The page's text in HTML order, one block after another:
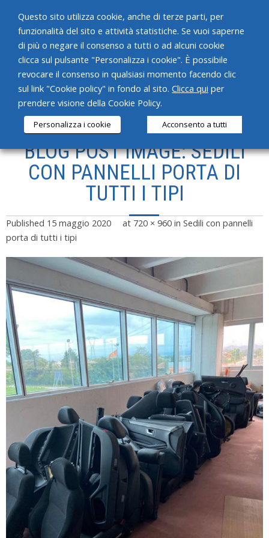
HOME
CHI SIAMO
SERVIZI
PRODOTTI
CONTATTI
BLOG POST IMAGE: SEDILI
CON PANNELLI PORTA DI
TUTTI I TIPI
Published 15 maggio 2020 at 720 × 960 in Sedili con pannelli
porta di tutti i tipi
Questo sito utilizza cookie, anche di terze parti, per
funzionalità del sito e attività statistiche. Se vuoi saperne
di più o negare il consenso a tutti o ad alcuni cookie
clicca sul pulsante "Personalizza i cookie". È possibile
revocare il consenso in qualsiasi momento facendo clic
sul link "Cookie policy" in fondo al sito. Clicca qui per
prendere visione della Cookie Policy.
Personalizza i cookie Acconsento a tutti